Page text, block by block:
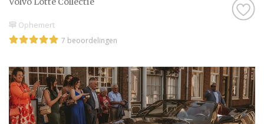
Ophemert
7 beoordelingen